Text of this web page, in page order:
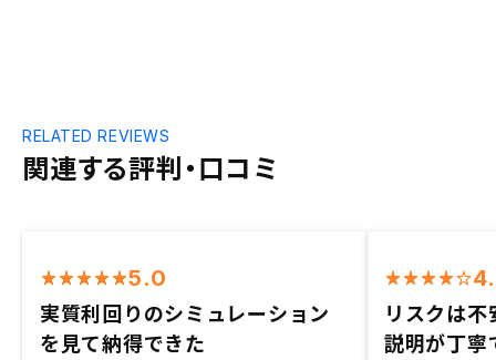
関連する評判・口コミ
RELATED REVIEWS
5.0
実質利回りのシミュレーション
を見て納得できた
リスクは
説明が丁寧